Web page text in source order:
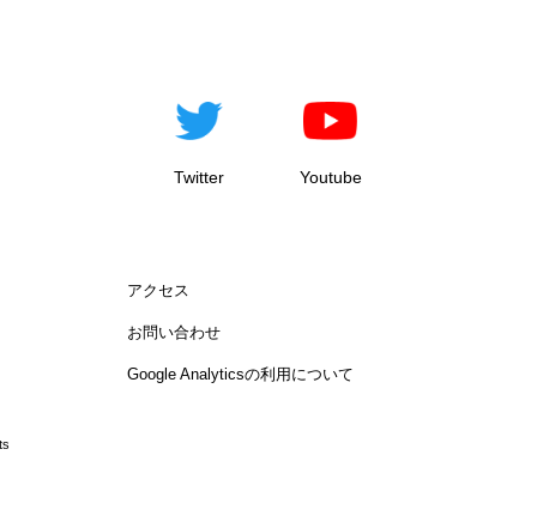
Twitter Youtube
アクセス
お問い合わせ
Google Analyticsの利用について